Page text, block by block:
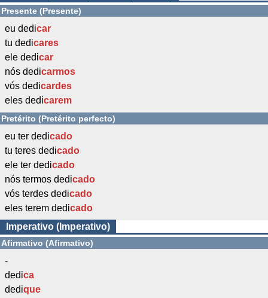
Presente (Presente)
eu dedicar
tu dedicares
ele dedicar
nós dedicarmos
vós dedicardes
eles dedicarem
Pretérito (Pretérito perfecto)
eu ter dedicado
tu teres dedicado
ele ter dedicado
nós termos dedicado
vós terdes dedicado
eles terem dedicado
Imperativo (Imperativo)
Afirmativo (Afirmativo)
-
dedica
dedique